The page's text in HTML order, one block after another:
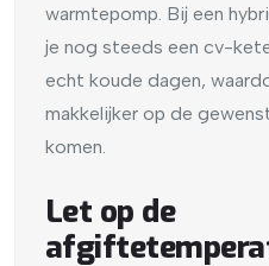
warmtepomp. Bij een
je nog steeds een cv-
echt koude dagen,
makkelijker op de
komen.
Let op de